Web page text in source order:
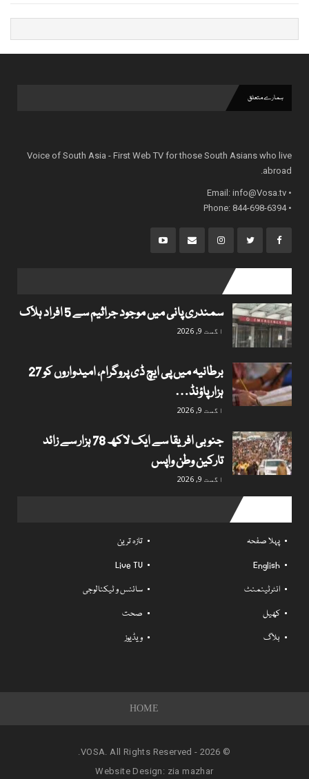
ہمارے متعلق
Voice of South Asia - First Web TV for those South Asians who live
abroad.
• Email:
info@Vosa.tv
• Phone: 844-698-6394
سمندری پانی میں موجود جراثیم سے 5 افراد ہلاک
اگست 9, 2026
برطانیہ میں پی ایچ ڈی پروگرام، امیدواروں کو 27
ہزار پاؤنڈ…
اگست 9, 2026
جنوبی افریقا سے ایک لاکھ 78 ہزار سے زائد
تارکین وطن واپس
اگست 9, 2026
پہلا صفحہ
تازہ ترین
English
Live TV
انٹرٹینمنٹ
سائنس و ٹیکنالوجی
کھیل
صحت
بلاگ
ویڈیوز
HOME
© 2026 - VOSA. All Rights Reserved.
Website Design: zia mazhar